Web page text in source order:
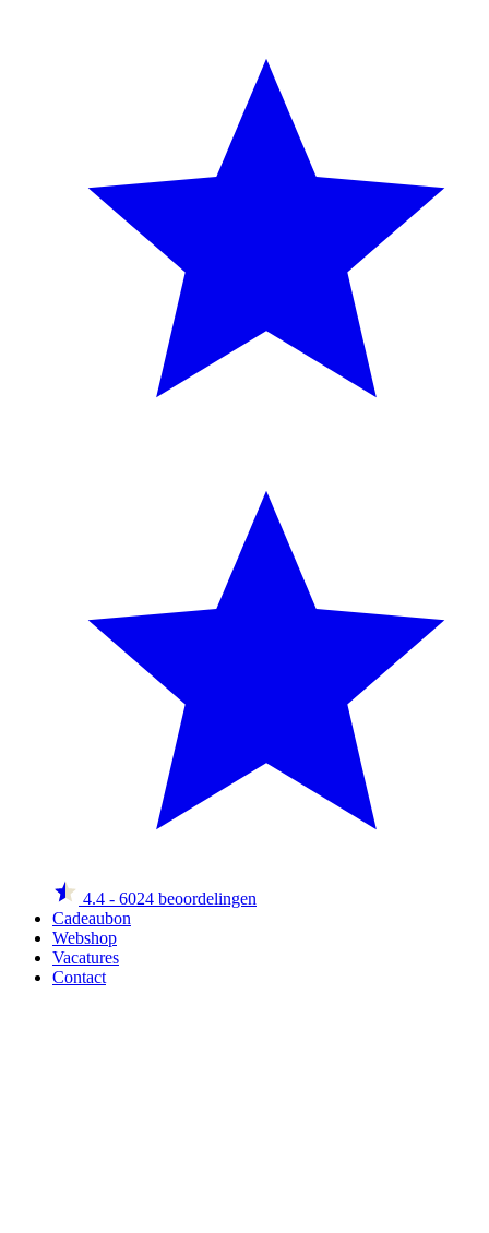
4.4 - 6024 beoordelingen
Cadeaubon
Webshop
Vacatures
Contact